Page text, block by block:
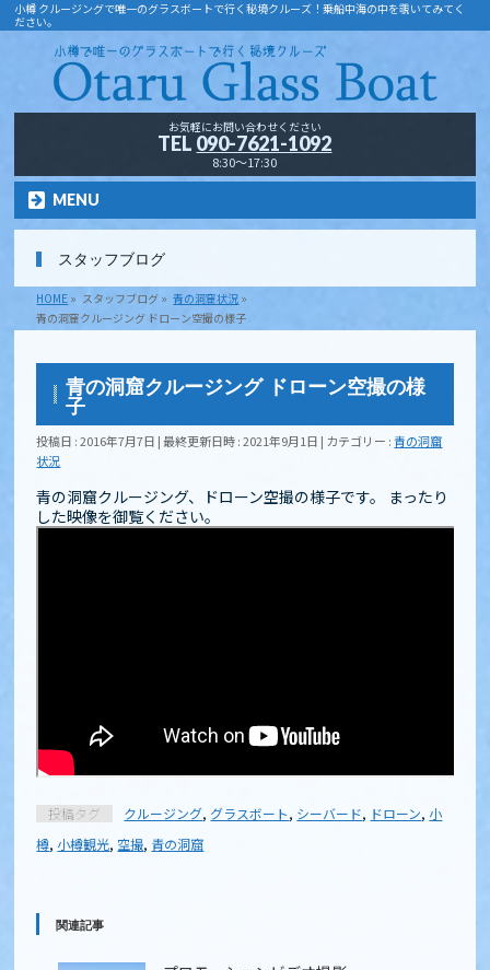
小樽 クルージングで唯一のグラスボートで行く秘境クルーズ！乗船中海の中を覗いてみてく
ださい。
お気軽にお問い合わせください
TEL 090-7621-1092
8:30～17:30
MENU
スタッフブログ
HOME » スタッフブログ » 青の洞窟状況 »
青の洞窟クルージング ドローン空撮の様子
青の洞窟クルージング ドローン空撮の様
子
投稿日 : 2016年7月7日 最終更新日時 : 2021年9月1日 カテゴリー :青の洞窟
状況
青の洞窟クルージング、ドローン空撮の様子です。 まったり
した映像を御覧ください。
投稿タグ クルージング, グラスボート, シーバード, ドローン, 小
樽, 小樽観光, 空撮, 青の洞窟
関連記事